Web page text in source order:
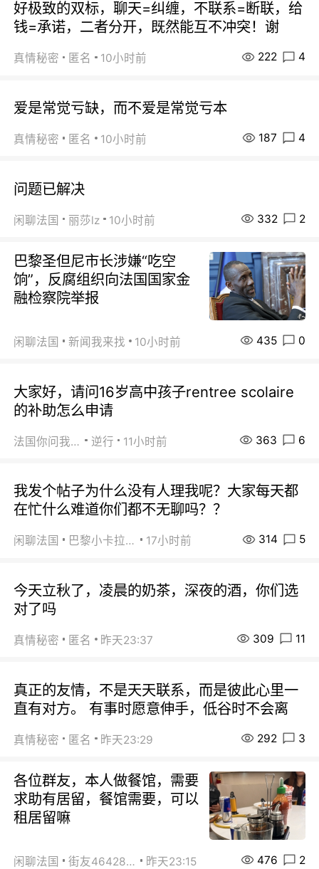
好极致的双标，聊天=纠缠，不联系=断联，给
钱=承诺，二者分开，既然能互不冲突！谢
真情秘密 匿名 10小时前 222 4
爱是常觉亏缺，而不爱是常觉亏本
真情秘密 匿名 10小时前 187 4
问题已解决
闲聊法国 丽莎lz 10小时前 332 2
巴黎圣但尼市长涉嫌“吃空
饷”，反腐组织向法国国家金
融检察院举报
闲聊法国 新闻我来找 10小时前 435 0
大家好，请问16岁高中孩子rentree scolaire
的补助怎么申请
法国你问我答 逆行 11小时前 363 6
我发个帖子为什么没有人理我呢？大家每天都
在忙什么难道你们都不无聊吗？？
闲聊法国 巴黎小卡拉咪 17小时前 314 5
今天立秋了，凌晨的奶茶，深夜的酒，你们选
对了吗
真情秘密 匿名 昨天23:37 309 11
真正的友情，不是天天联系，而是彼此心里一
直有对方。 有事时愿意伸手，低谷时不会离
真情秘密 匿名 昨天23:29 292 3
各位群友，本人做餐馆，需要
求助有居留，餐馆需要，可以
租居留嘛
闲聊法国 街友46428878 昨天23:15 476 2